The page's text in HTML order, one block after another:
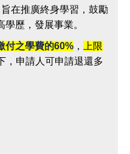
在推廣終身學習，鼓勵
學歷，發展事業。
付之學費的60% ，
上限
，申請人可申請退還多